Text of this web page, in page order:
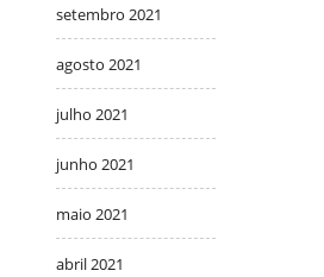
setembro 2021
agosto 2021
julho 2021
junho 2021
maio 2021
abril 2021